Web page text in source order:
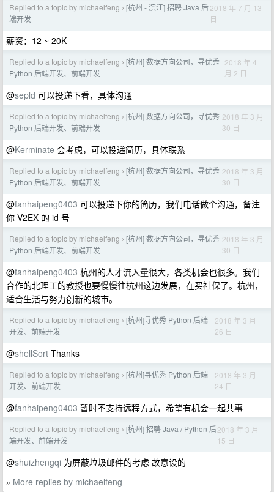
Replied to a topic by michaelfeng › [杭州 - 滨江] 招聘 Java 后
端开发
2018 年 7 月 13
日
薪资：12 ~ 20K
Replied to a topic by michaelfeng › [杭州] 数据方向公司，寻优秀
Python 后端开发、前端开发
2018 年 4
月 2 日
@sepld 可以投递下看，具体沟通
Replied to a topic by michaelfeng › [杭州] 数据方向公司，寻优秀
Python 后端开发、前端开发
2018 年 3 月
30 日
@Kerminate 会考虑，可以投递简历，具体联系
Replied to a topic by michaelfeng › [杭州] 数据方向公司，寻优秀
Python 后端开发、前端开发
2018 年 3 月
30 日
@fanhaipeng0403 可以投递下你的简历，我们电话做个沟通，备注
你 V2EX 的 id 号
Replied to a topic by michaelfeng › [杭州] 数据方向公司，寻优秀
Python 后端开发、前端开发
2018 年 3 月
30 日
@fanhaipeng0403 杭州的人才流入量很大，各类机会也很多。我们
合作的北理工的教授也要慢慢往杭州这边发展，在买社保了。杭州，
适合生活与努力创新的城市。
Replied to a topic by michaelfeng › [杭州]寻优秀 Python 后端
开发、前端开发
2018 年 3 月
26 日
@shellSort Thanks
Replied to a topic by michaelfeng › [杭州]寻优秀 Python 后端
开发、前端开发
2018 年 3 月
24 日
@fanhaipeng0403 暂时不支持远程方式，希望有机会一起共事
Replied to a topic by michaelfeng › [杭州] 招聘 Java / Python 后
端开发、前端开发
2018 年 3 月
15 日
@shuizhengqi 为屏蔽垃圾邮件的考虑 故意设的
» More replies by michaelfeng